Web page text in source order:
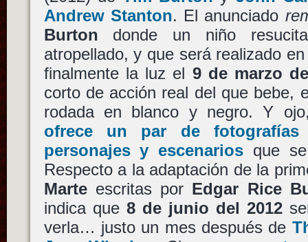
Andrew Stanton. El anunciado
Burton donde un niño
atropellado, y que será realizado
finalmente la luz el 9 de marzo
corto de acción real del que bebe,
rodada en blanco y negro. Y
ofrece un par de
personajes y escenarios que
Respecto a la adaptación de la
Marteescritas por Edgar Rice
indica que 8 de junio del 2012
verla… justo un mes después de